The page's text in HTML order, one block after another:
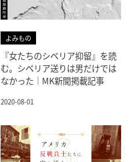
よみもの
『女たちのシベリア抑留』を読
む。シベリア送りは男だけでは
なかった｜MK新聞掲載記事
2020-08-01